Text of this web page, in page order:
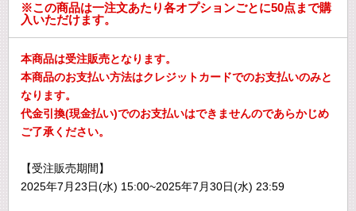
※この商品は一注文あたり各オプションごとに50点まで購
入いただけます。
本商品は受注販売となります。
本商品のお支払い方法はクレジットカードでのお支払いのみと
なります。
代金引換(現金払い)でのお支払いはできませんのであらかじめ
ご了承ください。
【受注販売期間】
2025年7月23日(水) 15:00~2025年7月30日(水) 23:59